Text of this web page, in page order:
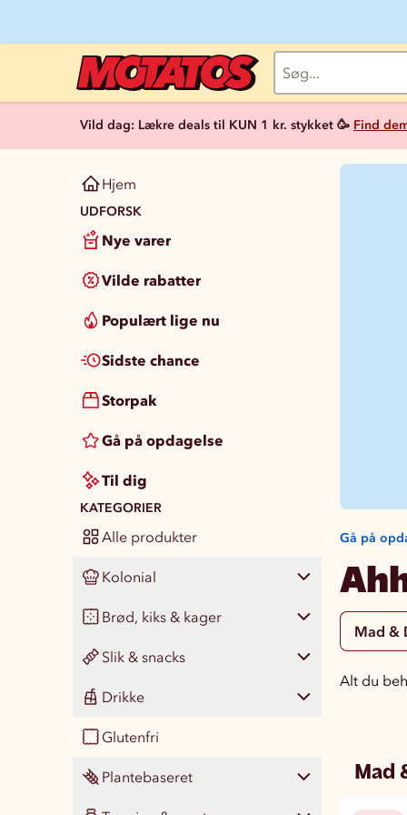
Vild dag: Lækre deals til KUN 1 kr. stykket 🥳 Find
Hjem
UDFORSK
Nye varer
Vilde rabatter
Populært lige nu
Sidste chance
Storpak
Gå på opdagelse
Til dig
KATEGORIER
Alle produkter
Kolonial
Vis alle 473
Pasta, ris & madgryn 51
Konserves og madmix 131
Krydderi og smagsgivere
Sauce, dressing & olier 93
Brød, kiks & kager
Vis alle 118
Boller, kiks & kager 104
Brød & knækbrød
Slik & snacks
Vis alle 455
Slik
Chokolade 75
Drikke
Vis alle
Læskedrikke 1
Glutenfri
Plantebaseret
Gå på
Mad
Alt du
Mad